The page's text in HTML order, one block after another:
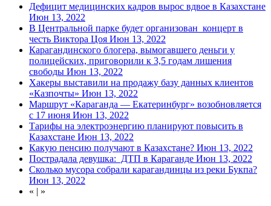
Дефицит медицинских кадров вырос вдвое в Казахстане
Июн 13, 2022
В Центральной парке будет организован концерт в
честь Виктора Цоя Июн 13, 2022
Карагандинского блогера, вымогавшего деньги у
полицейских, приговорили к 3,5 годам лишения
свободы Июн 13, 2022
Хакеры выставили на продажу базу данных клиентов
«Казпочты» Июн 13, 2022
Маршрут «Караганда — Екатеринбург» возобновляется
с 17 июня Июн 13, 2022
Тарифы на электроэнергию планируют повысить в
Казахстане Июн 13, 2022
Какую пенсию получают в Казахстане? Июн 13, 2022
Пострадала девушка: ДТП в Караганде Июн 13, 2022
Сколько мусора собрали карагандинцы из реки Букпа?
Июн 13, 2022
« | »